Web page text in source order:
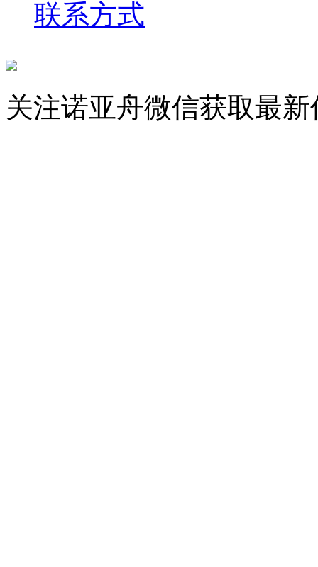
联系方式
关注诺亚舟微信获取最新